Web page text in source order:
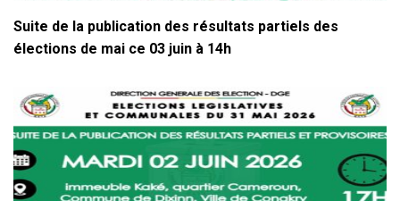
Suite de la publication des résultats partiels des
élections de mai ce 03 juin à 14h